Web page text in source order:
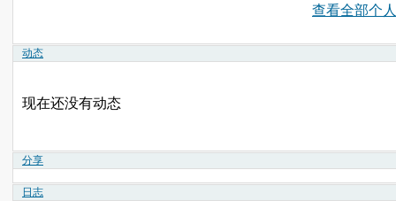
查看全部个
动态
现在还没有动态
分享
日志